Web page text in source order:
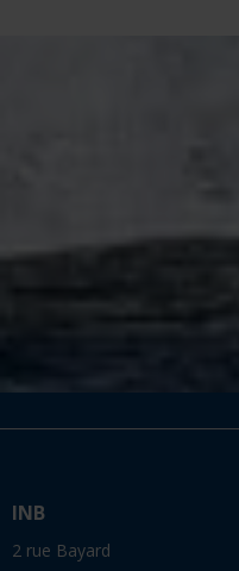
2 rue Bayard
29900 Concarneau